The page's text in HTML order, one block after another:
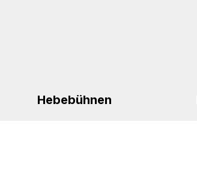
Hebebühnen